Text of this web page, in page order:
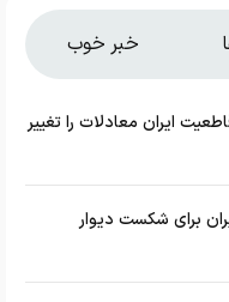
خبر خوب
ایران معادلات را تغییر
برای شکست دیوار